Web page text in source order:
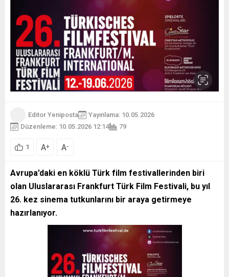
Editor Yeniposta
Yayınlama: 10.05.2026
Düzenleme: 10.05.2026 12:14
79
1 A+ A-
Avrupa’daki en köklü Türk film festivallerinden biri
olan Uluslararası Frankfurt Türk Film Festivali, bu yıl
26. kez sinema tutkunlarını bir araya getirmeye
hazırlanıyor.